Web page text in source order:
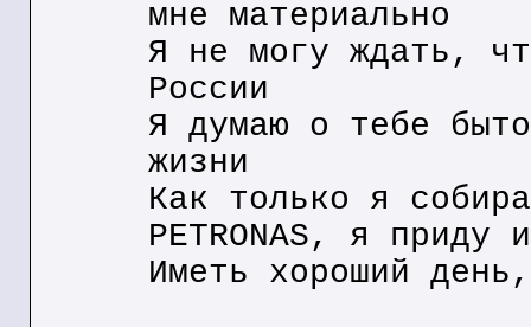
мне материально
Я не могу ждать,
России
Я думаю о тебе
жизни
Как только я
PETRONAS, я
Иметь хороший